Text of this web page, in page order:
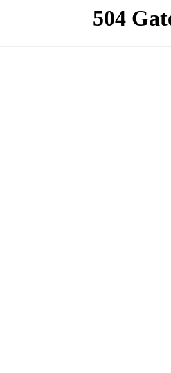
504